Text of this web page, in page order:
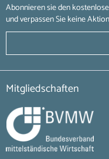
Abonnieren sie den
und verpassen Sie keine
Mitgliedschaften